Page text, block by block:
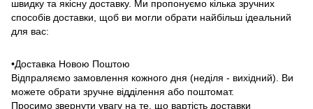
швидку та якісну доставку. Ми пропонуємо кілька зручних
способів доставки, щоб ви могли обрати найбільш ідеальний
для вас:
•Доставка Новою Поштою
Відпраляємо замовлення кожного дня (неділя - вихідний). Ви
можете обрати зручне відділення або поштомат.
Просимо звернути увагу на те, що вартість доставки